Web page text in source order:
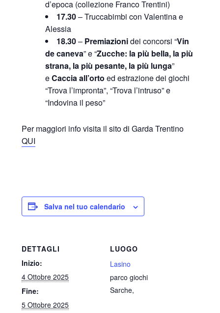
d’epoca (collezione Franco Trentini)
17.30– Truccabimbi con Valentina e
Alessia
18.30– Premiazionidei concorsi “Vin
de caneva” e “Zucche: la più bella, la più
strana, la più pesante, la più lunga”
eCaccia all’orto ed estrazione dei giochi
“Trova l’impronta”, “Trova l’intruso” e
“Indovina il peso”
Per maggiori info visita il sito di Garda Trentino
QUI
Salva nel tuo calendario
DETTAGLI
Inizio:
4 Ottobre 2025
Fine:
5 Ottobre 2025
LUOGO
Lasino
parco giochi
Sarche,